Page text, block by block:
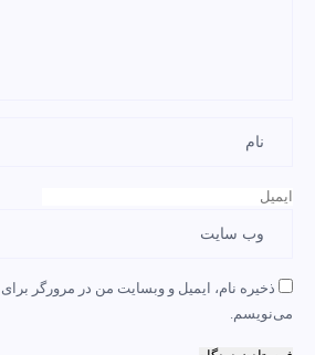
ذخیره نام، ایمیل و وبسایت من در مرورگر
می‌نویسم.